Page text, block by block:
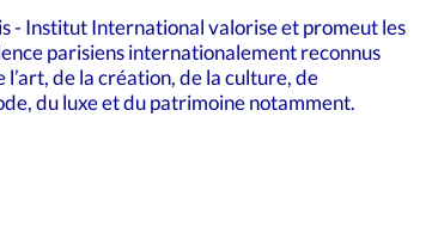
- Institut International valorise et promeut les
parisiens internationalement reconnus
l’art, de la création, de la culture, de
du luxe et du patrimoine notamment.